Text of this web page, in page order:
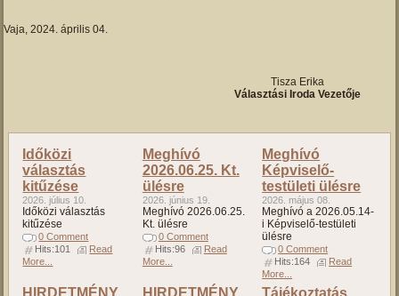
Vaja, 2024. április 04.
Tisza Erika
Választási Iroda Vezetője
Időközi
választás
kitűzése
2026. július 10.
Időközi választás
kitűzése
0 Comment
Hits:101
Read
More...
Meghívó
2026.06.25. Kt.
ülésre
2026. június 19.
Meghívó 2026.06.25.
Kt. ülésre
0 Comment
Hits:96
Read
More...
Meghívó
Képviselő-
testületi ülésre
2026. május 08.
Meghívó a 2026.05.14-
i Képviselő-testületi
ülésre
0 Comment
Hits:164
Read
More...